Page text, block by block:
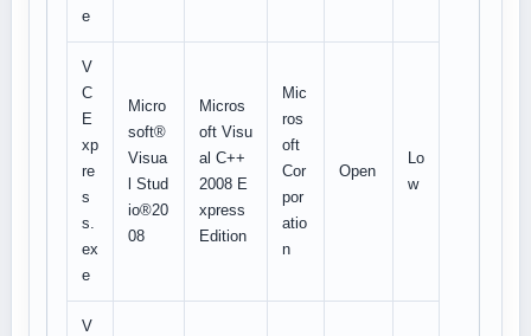
e
V
C
E
xp
re
s
s.
ex
e
Micro
soft®
Visua
l Stud
io®20
08
Micros
oft Visu
al C++
2008 E
xpress
Edition
Mic
ros
oft
Cor
por
atio
n
Open
Lo
w
V